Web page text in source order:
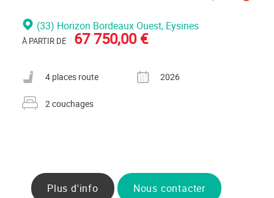
(33) Horizon Bordeaux Ouest, Eysines
À PARTIR DE 67 750,00 €
Nombre de places carte grise
4 places route
Année
2026
Nombre de couchages
2 couchages
Plus d'info Nous contacter